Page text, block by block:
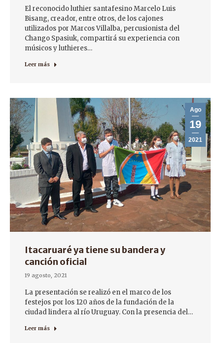
El reconocido luthier santafesino Marcelo Luis
Bisang, creador, entre otros, de los cajones
utilizados por Marcos Villalba, percusionista del
Chango Spasiuk, compartirá su experiencia con
músicos y luthieres…
Leer más
Ago
19
2021
Itacaruaré ya tiene su bandera y
canción oficial
19 agosto, 2021
La presentación se realizó en el marco de los
festejos por los 120 años de la fundación de la
ciudad lindera al río Uruguay. Con la presencia del…
Leer más